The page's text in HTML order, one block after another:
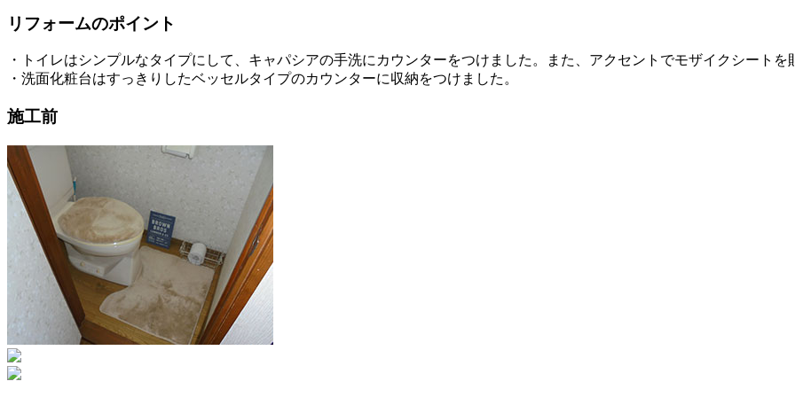
リフォームのポイント
・トイレはシンプルなタイプにして、キャパシアの手洗にカウンターをつけました。また、アクセントでモザイクシートを
・洗面化粧台はすっきりしたベッセルタイプのカウンターに収納をつけました。
施工前